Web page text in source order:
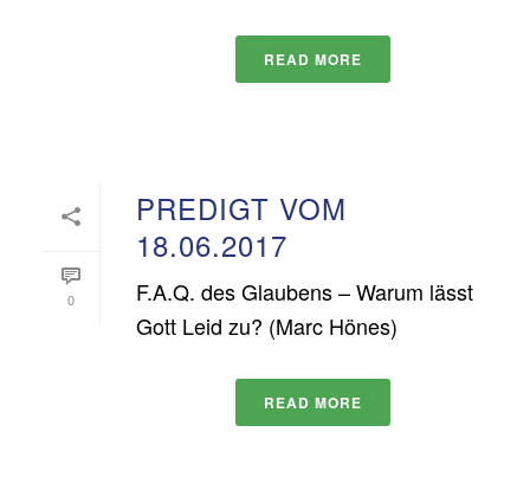
READ MORE
0
PREDIGT VOM
18.06.2017
F.A.Q. des Glaubens – Warum lässt
Gott Leid zu? (Marc Hönes)
READ MORE